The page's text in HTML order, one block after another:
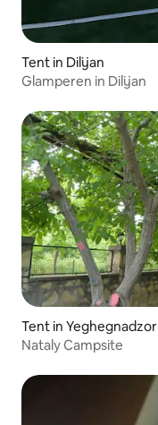
Tent in Dilijan
Glamperen in Dilijan
Tent in Yeghegnadzor
Nataly Campsite